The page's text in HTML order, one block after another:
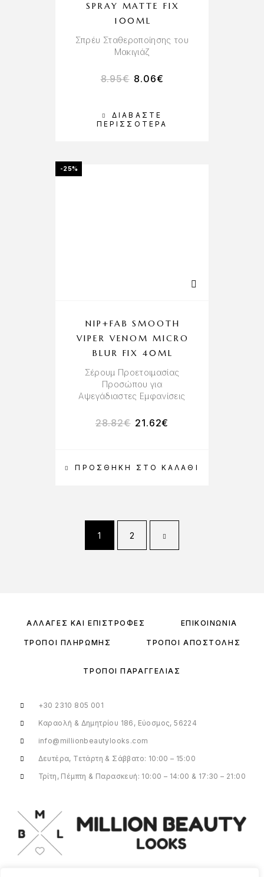
ΔΙΑΒΆΣΤΕ
ΠΕΡΙΣΣΌΤΕΡΑ
SPRAY MATTE FIX
100ML
Σπρέυ Σταθεροποίησης του
Μακιγιάζ
8.95€ 8.06€
-25%
ΠΡΟΣΘΉΚΗ ΣΤΟ ΚΑΛΆΘΙ
NIP+FAB SMOOTH
VIPER VENOM MICRO
BLUR FIX 40ML
Σέρουμ Προετοιμασίας
Προσώπου για
Αψεγάδιαστες Εμφανίσεις
28.82€ 21.62€
1 2
ΑΛΛΑΓΈΣ ΚΑΙ ΕΠΙΣΤΡΟΦΈΣ ΕΠΙΚΟΙΝΩΝΊΑ
ΤΡΌΠΟΙ ΠΛΗΡΩΜΉΣ ΤΡΌΠΟΙ ΑΠΟΣΤΟΛΉΣ
ΤΡΌΠΟΙ ΠΑΡΑΓΓΕΛΊΑΣ
+30 2310 805 001
Καραολή & Δημητρίου 186, Εύοσμος, 56224
info@millionbeautylooks.com
Δευτέρα, Τετάρτη & Σάββατο: 10:00 – 15:00
Τρίτη, Πέμπτη & Παρασκευή: 10:00 – 14:00 & 17:30 – 21:00